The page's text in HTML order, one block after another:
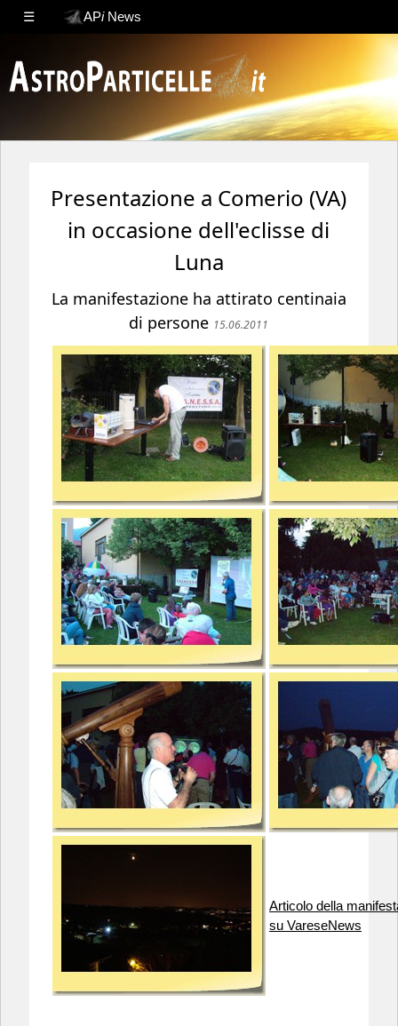
☰ APiNews
Presentazione a Comerio (VA)
in occasione dell'eclisse di
Luna
La manifestazione ha attirato centinaia
di persone 15.06.2011
Articolo della
su VareseNews